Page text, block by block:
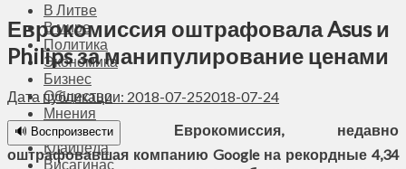
В Литве
В мире
Политика
Экономика
Бизнес
Общество
Мнения
Вильнюс
Клайпеда
Висагинас
Еврокомиссия оштрафовала Asus и
Philips за манипулирование ценами
Дата публикации: 2018-07-252018-07-24
🔊 Воспроизвести
Еврокомиссия, недавно
оштрафовавшая компанию Google на рекордные 4,34